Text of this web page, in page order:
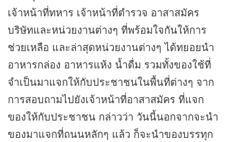
เจ้าหน้าที่ทหาร เจ้าหน้าที่ตำรวจ อาสาสมัคร
บริษัทและหน่วยงานต่างๆ ที่พร้อมใจกันให้การ
ช่วยเหลือ และล่าสุดหน่วยงานต่างๆ ได้ทยอยนำ
อาหารกล่อง อาหารแห้ง น้ำดื่ม รวมทั้งของใช้ที่
จำเป็นมาแจกให้กับประชาชนในพื้นที่ต่างๆ จาก
การสอบถามไปยังเจ้าหน้าที่อาสาสมัคร ที่แจก
ของให้กับประชาชน กล่าวว่า วันนี้นอกจากจะนำ
ของมาแจกที่ถนนหลักๆ แล้ว ก็จะนำของบรรทุก